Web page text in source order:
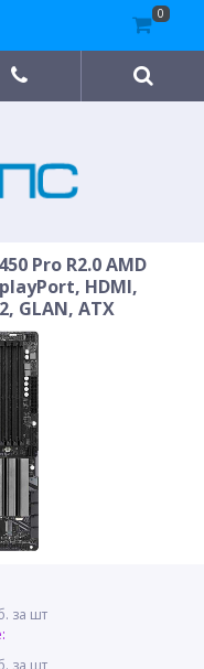
Pro R2.0 AMD
HDMI,
GLAN, ATX
за шт
за шт
0